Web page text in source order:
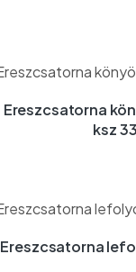
Ereszcsatorna
ksz 33
Ereszcsatorna